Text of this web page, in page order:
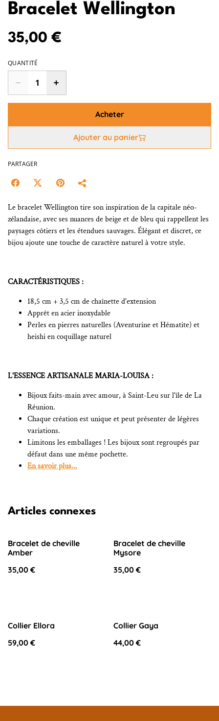
Bracelet Wellington
35,00 €
QUANTITÉ
Acheter
Ajouter au panier
PARTAGER
Le bracelet Wellington tire son inspiration de la capitale néo-
zélandaise, avec ses nuances de beige et de bleu qui rappellent les
paysages côtiers et les étendues sauvages. Élégant et discret, ce
bijou ajoute une touche de caractère naturel à votre style.
CARACTÉRISTIQUES :
18,5 cm + 3,5 cm de chaînette d'extension
Apprêt en acier inoxydable
Perles en pierres naturelles (Aventurine et Hématite) et
heishi en coquillage naturel
L'ESSENCE ARTISANALE MARIA-LOUISA :
Bijoux faits-main avec amour, à Saint-Leu sur l'île de La
Réunion.
Chaque création est unique et peut présenter de légères
variations.
Limitons les emballages ! Les bijoux sont regroupés par
défaut dans une même pochette.
En savoir plus...
Articles connexes
Bracelet de cheville
Amber
35,00 €
Bracelet de cheville
Mysore
35,00 €
Collier Ellora
59,00 €
Collier Gaya
44,00 €